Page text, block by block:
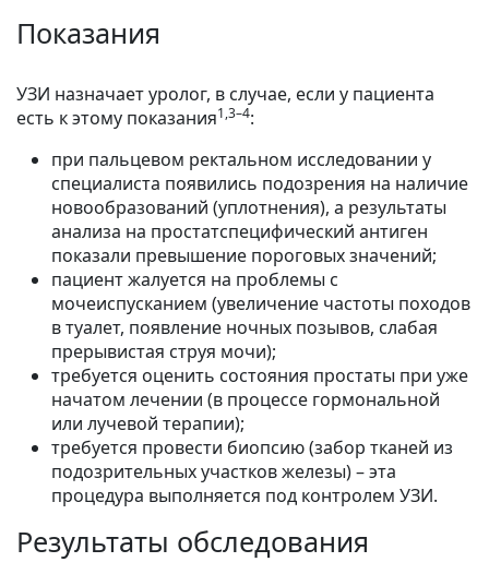
Показания
УЗИ назначает уролог, в случае, если у пациента
есть к этому показания1,3–4:
при пальцевом ректальном исследовании у
специалиста появились подозрения на наличие
новообразований (уплотнения), а результаты
анализа на простатспецифический антиген
показали превышение пороговых значений;
пациент жалуется на проблемы с
мочеиспусканием (увеличение частоты походов
в туалет, появление ночных позывов, слабая
прерывистая струя мочи);
требуется оценить состояния простаты при уже
начатом лечении (в процессе гормональной
или лучевой терапии);
требуется провести биопсию (забор тканей из
подозрительных участков железы) – эта
процедура выполняется под контролем УЗИ.
Результаты обследования